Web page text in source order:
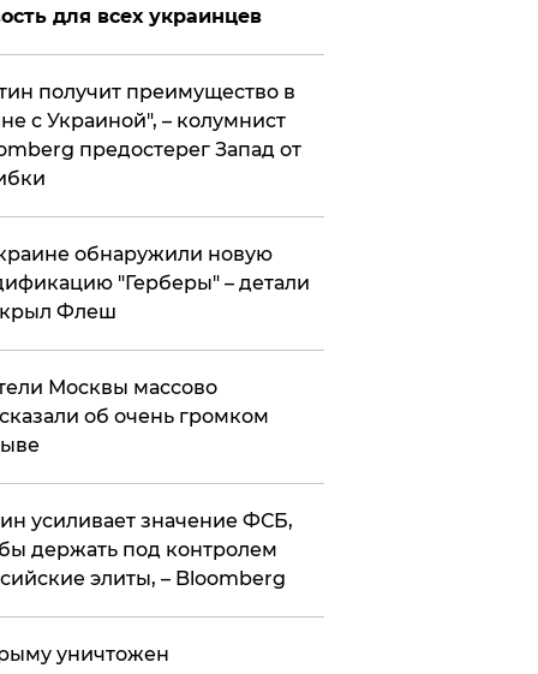
для всех украинцев
получит преимущество в
с Украиной", – колумнист
предостерег Запад от
обнаружили новую
"Герберы" – детали
Флеш
Москвы массово
об очень громком
усиливает значение ФСБ,
держать под контролем
элиты, – Bloomberg
уничтожен